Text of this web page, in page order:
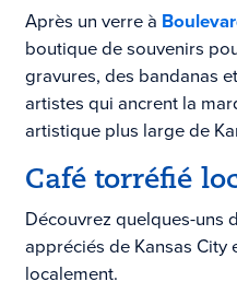
Après un verre à
boutique de souvenirs
gravures, des bandanas
artistes qui ancrent la
artistique plus large de
Café torréfié
Découvrez quelques-uns
appréciés de Kansas
localement.